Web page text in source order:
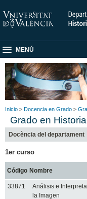
MENÚ
Inicio > Docencia en Grado >
Grado en
Docència del departament
1er curso
Código Nombre
33871
Análisis e
la Imagen